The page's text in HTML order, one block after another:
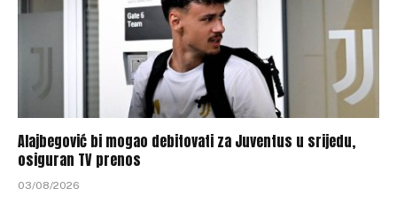
Alajbegović bi mogao debitovati za Juventus u srijedu,
osiguran TV prenos
03/08/2026